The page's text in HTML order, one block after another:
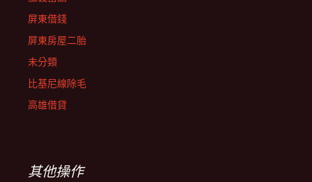
屏東借錢
屏東房屋二胎
未分類
比基尼線除毛
高雄借貸
其他操作